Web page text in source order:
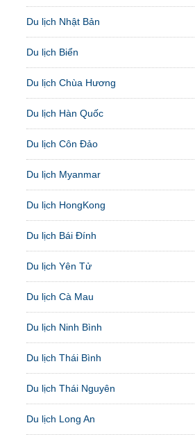
Du lịch Nhật Bản
Du lịch Biển
Du lịch Chùa Hương
Du lịch Hàn Quốc
Du lịch Côn Đảo
Du lịch Myanmar
Du lịch HongKong
Du lịch Bái Đính
Du lịch Yên Tử
Du lịch Cà Mau
Du lịch Ninh Bình
Du lịch Thái Bình
Du lịch Thái Nguyên
Du lịch Long An